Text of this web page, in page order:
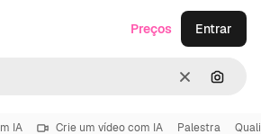
Limpar
Preços Entrar
IA Crie um vídeo com IA Palestra